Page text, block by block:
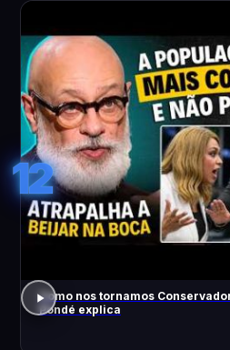
12
Como nos tornamos
Pondé explica